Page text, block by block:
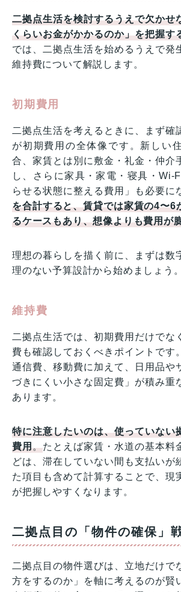
二拠点生活を検討するうえで欠かせ
くらいお金がかかるのか」を把握す
では、二拠点生活を始めるうえで発
維持費について解説します。
初期費用
二拠点生活を考えるときに、まず確
が初期費用の全体像です。新しい
合、家賃とは別に敷金・礼金・仲介
し、さらに家具・家電・寝具・Wi-
らせる状態に整える費用」も必要に
を合計すると、賃貸では家賃の4〜6
るケースもあり、想像よりも費用が
理想の暮らしを描く前に、まずは数
理のない予算設計から始めましょう。
維持費
二拠点生活では、初期費用だけでな
費も確認しておくべきポイントです
通信費、移動費に加えて、日用品や
づきにくい小さな固定費」が積み重
あります。
特に注意したいのは、使っていない
費用。たとえば家賃・水道の基本料
どは、滞在していない間も支払いが
た項目も含めて計算することで、現
が把握しやすくなります。
二拠点目の「物件の確保」
二拠点目の物件選びは、立地だけで
方をするのか」を軸に考えるのが賢